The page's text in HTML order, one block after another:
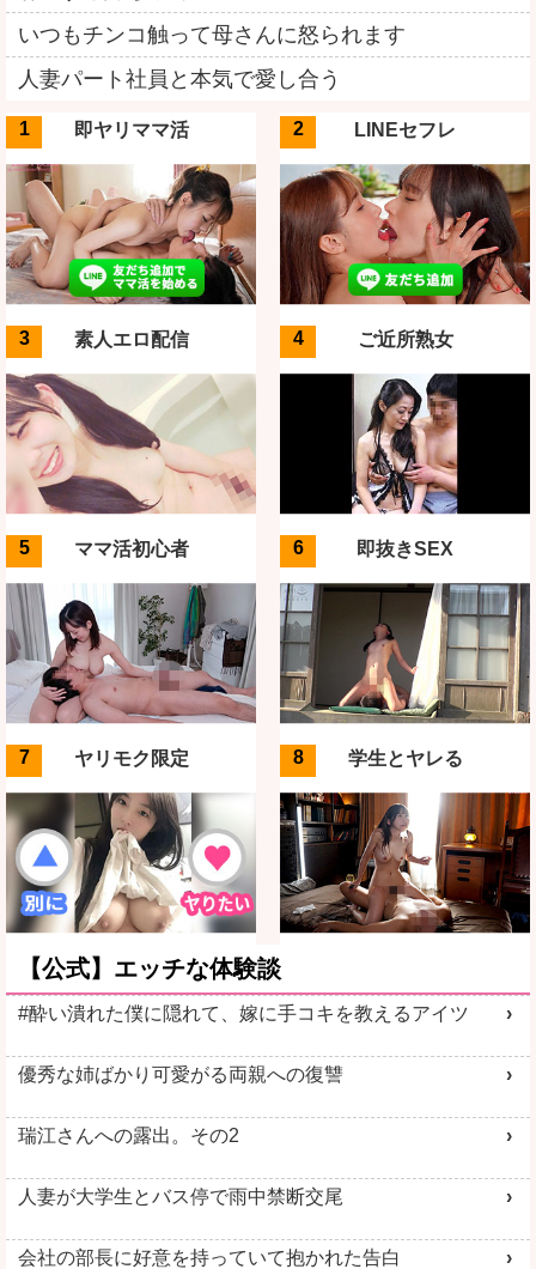
いつもチンコ触って母さんに怒られます
人妻パート社員と本気で愛し合う
即ヤリママ活 LINEセフレ
素人エロ配信 ご近所熟女
ママ活初心者 即抜きSEX
ヤリモク限定 学生とヤレる
【公式】エッチな体験談
#酔い潰れた僕に隠れて、嫁に手コキを教えるアイツ
優秀な姉ばかり可愛がる両親への復讐
瑞江さんへの露出。その2
人妻が大学生とバス停で雨中禁断交尾
会社の部長に好意を持っていて抱かれた告白